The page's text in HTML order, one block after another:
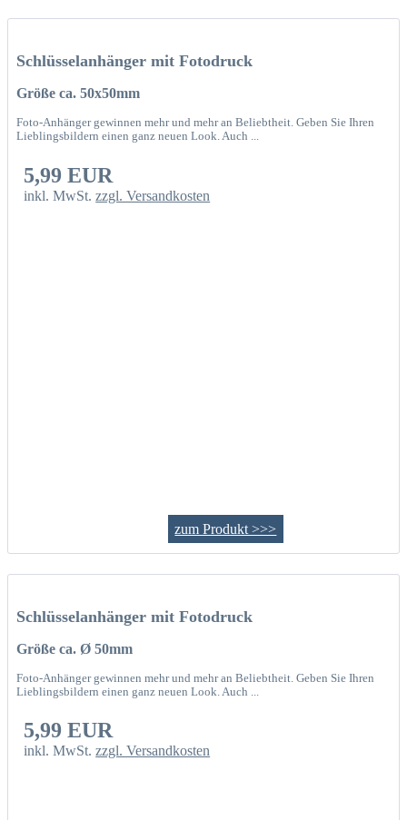
Schlüsselanhänger mit Fotodruck
Größe ca. 50x50mm
Foto-Anhänger gewinnen mehr und mehr an Beliebtheit. Geben Sie Ihren
Lieblingsbildern einen ganz neuen Look. Auch ...
5,99 EUR
inkl. MwSt.zzgl. Versandkosten
zum Produkt >>>
Schlüsselanhänger mit Fotodruck
Größe ca. Ø 50mm
Foto-Anhänger gewinnen mehr und mehr an Beliebtheit. Geben Sie Ihren
Lieblingsbildern einen ganz neuen Look. Auch ...
5,99 EUR
inkl. MwSt.zzgl. Versandkosten